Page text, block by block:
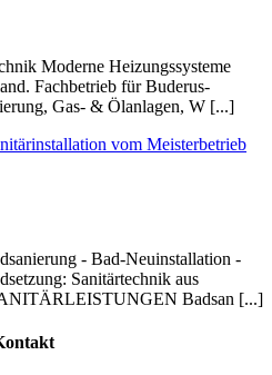
Moderne Heizungssysteme
Fachbetrieb für Buderus-
Gas- & Ölanlagen, W [...]
- Bad-Neuinstallation -
Sanitärtechnik aus
Badsan [...]